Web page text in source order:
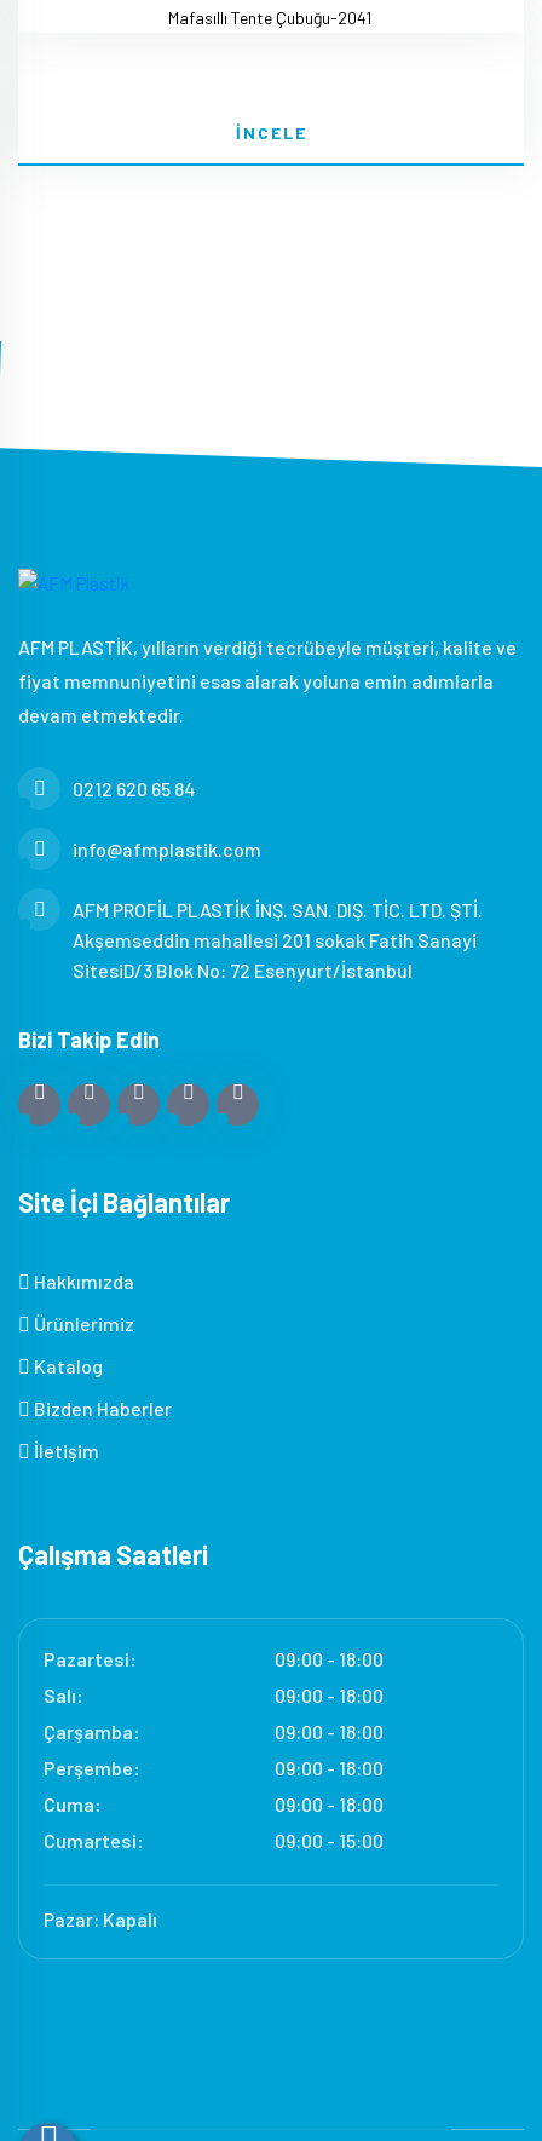
Mafasıllı Tente Çubuğu-2041
İNCELE
AFM PLASTİK, yılların verdiği tecrübeyle müşteri, kalite ve
fiyat memnuniyetini esas alarak yoluna emin adımlarla
devam etmektedir.
0212 620 65 84
info@afmplastik.com
AFM PROFİL PLASTİK İNŞ. SAN. DIŞ. TİC. LTD. ŞTİ.
Akşemseddin mahallesi 201 sokak Fatih Sanayi
SitesiD/3 Blok No: 72 Esenyurt/İstanbul
Bizi Takip Edin
Site İçi Bağlantılar
Hakkımızda
Ürünlerimiz
Katalog
Bizden Haberler
İletişim
Çalışma Saatleri
Pazartesi:
09:00 - 18:00
Salı:
09:00 - 18:00
Çarşamba:
09:00 - 18:00
Perşembe:
09:00 - 18:00
Cuma:
09:00 - 18:00
Cumartesi:
09:00 - 15:00
Pazar: Kapalı